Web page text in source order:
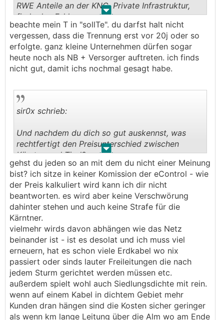
. .
RWE Anteile an der KNG. Private Infrastruktur,
finde den Fehler....
beachte mein T in "sollTe". du darfst halt nicht
vergessen, dass die Trennung erst vor 20j oder so
erfolgte. ganz kleine Unternehmen dürfen sogar
heute noch als NB + Versorger auftreten. ich finds
nicht gut, damit ichs nochmal gesagt habe.
. .
sir0x schrieb:
Und nachdem du dich so gut auskennst, was
rechtfertigt den Preisunterschied zwischen
Kärnten und Tirol?
gehst du jeden so an mit dem du nicht einer Meinung
bist? ich sitze in keiner Komission der eControl - wie
der Preis kalkuliert wird kann ich dir nicht
beantworten. es wird aber keine Verschwörung
dahinter stehen und auch keine Strafe für die
Kärntner.
vielmehr wirds davon abhängen wie das Netz
beinander ist - ist es desolat und ich muss viel
erneuern, hat es schon viele Erdkabel wo nix
passiert oder sinds lauter Freileitungen die nach
jedem Sturm gerichtet werden müssen etc.
außerdem spielt wohl auch Siedlungsdichte mit rein.
wenn auf einem Kabel in dichtem Gebiet mehr
Kunden dran hängen sind die Kosten sicher geringer
als wenn km lange Leitung über die Alm wo am Ende